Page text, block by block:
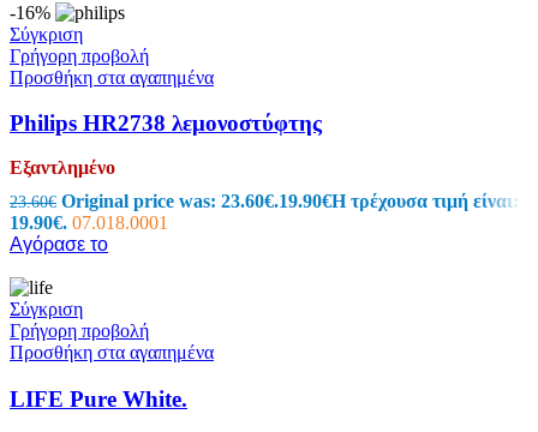
-16%
Σύγκριση
Γρήγορη προβολή
Προσθήκη στα αγαπημένα
Philips HR2738 λεμονοστύφτης
Εξαντλημένο
23.60€ Original price was: 23.60€.19.90€Η τρέχουσα τιμή είναι:
19.90€. 07.018.0001
Αγόρασε το
Σύγκριση
Γρήγορη προβολή
Προσθήκη στα αγαπημένα
LIFE Pure White.